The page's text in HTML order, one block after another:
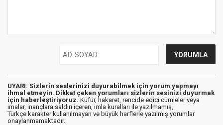
UYARI: Sizlerin seslerinizi duyurabilmek için yorum yapmayı
ihmal etmeyin. Dikkat çeken yorumları sizlerin sesinizi duyurmak
için haberleştiriyoruz. Küfür, hakaret, rencide edici cümleler veya
imalar, inançlara saldırı içeren, imla kuralları ile yazılmamış,
Türkçe karakter kullanılmayan ve büyük harflerle yazılmış yorumlar
onaylanmamaktadır.